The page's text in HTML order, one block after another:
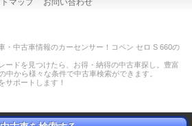
・中古車情報のカーセンサー！コペン セロ S 660の
ードを見つけたら、お得・納得の中古車探し。豊富
中から様々な条件で中古車検索ができます。
サポートします！